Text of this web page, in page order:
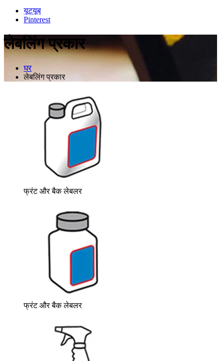
यूट्यूब
Pinterest
लेबलिंग प्रकार
घर
लेबलिंग प्रकार
फ्रंट और बैक लेबलर
फ्रंट और बैक लेबलर